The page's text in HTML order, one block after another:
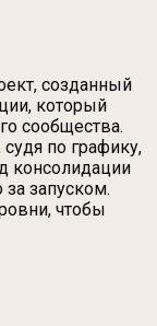
созданный
который
сообщества.
судя по графику,
консолидации
запуском.
чтобы